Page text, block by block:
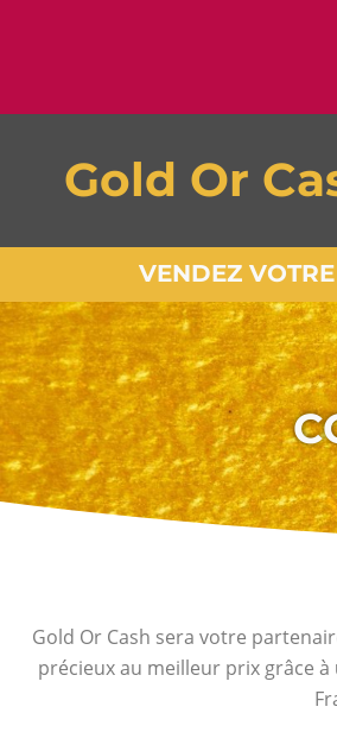
Gold Or
VENDEZ
Gold Or Cash sera votre
précieux au meilleur prix grâce à